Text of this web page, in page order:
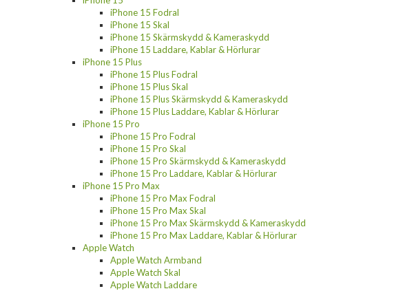
iPhone 15 Fodral
iPhone 15 Skal
iPhone 15 Skärmskydd & Kameraskydd
iPhone 15 Laddare, Kablar & Hörlurar
iPhone 15 Plus
iPhone 15 Plus Fodral
iPhone 15 Plus Skal
iPhone 15 Plus Skärmskydd & Kameraskydd
iPhone 15 Plus Laddare, Kablar & Hörlurar
iPhone 15 Pro
iPhone 15 Pro Fodral
iPhone 15 Pro Skal
iPhone 15 Pro Skärmskydd & Kameraskydd
iPhone 15 Pro Laddare, Kablar & Hörlurar
iPhone 15 Pro Max
iPhone 15 Pro Max Fodral
iPhone 15 Pro Max Skal
iPhone 15 Pro Max Skärmskydd & Kameraskydd
iPhone 15 Pro Max Laddare, Kablar & Hörlurar
Apple Watch
Apple Watch Armband
Apple Watch Skal
Apple Watch Laddare